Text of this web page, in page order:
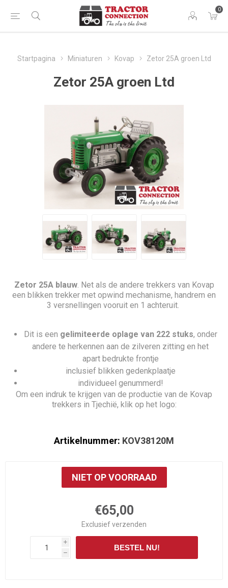
0
Startpagina Miniaturen Kovap Zetor 25A groen Ltd
Zetor 25A groen Ltd
Zetor 25A blauw. Net als de andere trekkers van Kovap
een blikken trekker met opwind mechanisme, handrem en
3 versnellingen vooruit en 1 achteruit.
Dit is een gelimiteerde oplage van 222 stuks, onder
andere te herkennen aan de zilveren zitting en het
apart bedrukte frontje
inclusief blikken gedenkplaatje
individueel genummerd!
Om een indruk te krijgen van de productie van de Kovap
trekkers in Tjechië, klik op het logo:
Artikelnummer: KOV38120M
NIET OP VOORRAAD
€65,00
Exclusiefverzenden
i
h
BESTEL NU!